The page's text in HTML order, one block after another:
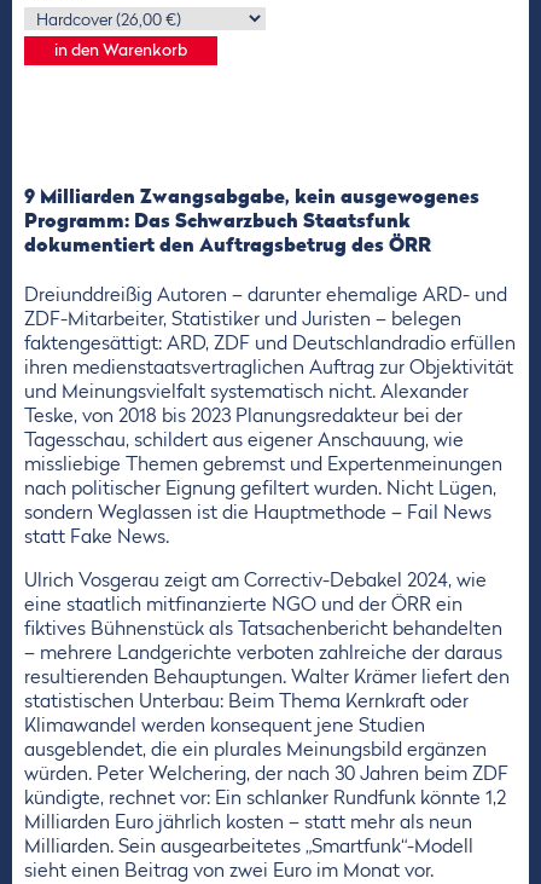
9 Milliarden Zwangsabgabe, kein ausgewogenes
Programm: Das Schwarzbuch Staatsfunk
dokumentiert den Auftragsbetrug des ÖRR
Dreiunddreißig Autoren – darunter ehemalige ARD- und
ZDF-Mitarbeiter, Statistiker und Juristen – belegen
faktengesättigt: ARD, ZDF und Deutschlandradio erfüllen
ihren medienstaatsvertraglichen Auftrag zur Objektivität
und Meinungsvielfalt systematisch nicht. Alexander
Teske, von 2018 bis 2023 Planungsredakteur bei der
Tagesschau, schildert aus eigener Anschauung, wie
missliebige Themen gebremst und Expertenmeinungen
nach politischer Eignung gefiltert wurden. Nicht Lügen,
sondern Weglassen ist die Hauptmethode – Fail News
statt Fake News.
Ulrich Vosgerau zeigt am Correctiv-Debakel 2024, wie
eine staatlich mitfinanzierte NGO und der ÖRR ein
fiktives Bühnenstück als Tatsachenbericht behandelten
– mehrere Landgerichte verboten zahlreiche der daraus
resultierenden Behauptungen. Walter Krämer liefert den
statistischen Unterbau: Beim Thema Kernkraft oder
Klimawandel werden konsequent jene Studien
ausgeblendet, die ein plurales Meinungsbild ergänzen
würden. Peter Welchering, der nach 30 Jahren beim ZDF
kündigte, rechnet vor: Ein schlanker Rundfunk könnte 1,2
Milliarden Euro jährlich kosten – statt mehr als neun
Milliarden. Sein ausgearbeitetes „Smartfunk“-Modell
sieht einen Beitrag von zwei Euro im Monat vor.